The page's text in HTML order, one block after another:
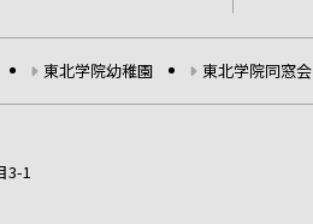
東北学院幼稚園 東北学院同窓会
3-1